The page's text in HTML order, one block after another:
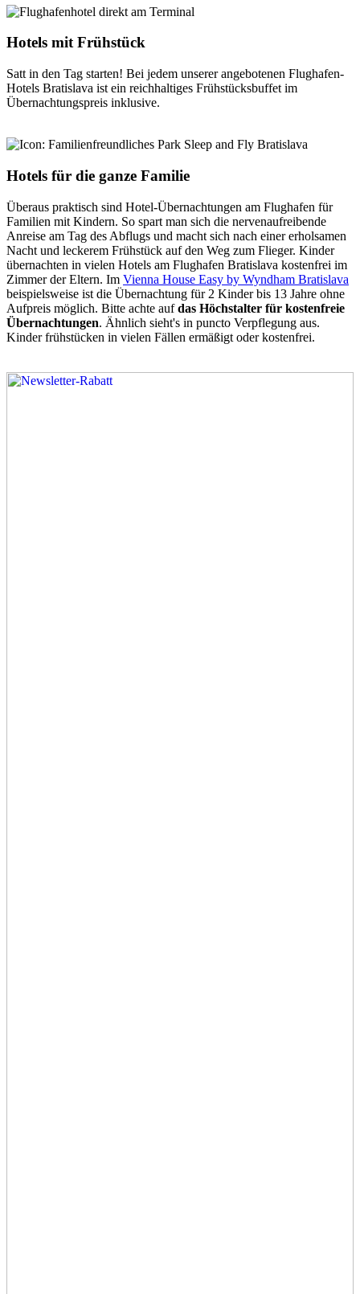
Hotels mit Frühstück
Satt in den Tag starten! Bei jedem unserer angebotenen Flughafen-
Hotels Bratislava ist ein reichhaltiges Frühstücksbuffet im
Übernachtungspreis inklusive.
Hotels für die ganze Familie
Überaus praktisch sind Hotel-Übernachtungen am Flughafen für
Familien mit Kindern. So spart man sich die nervenaufreibende
Anreise am Tag des Abflugs und macht sich nach einer erholsamen
Nacht und leckerem Frühstück auf den Weg zum Flieger. Kinder
übernachten in vielen Hotels am Flughafen Bratislava kostenfrei im
Zimmer der Eltern. Im Vienna House Easy by Wyndham Bratislava
beispielsweise ist die Übernachtung für 2 Kinder bis 13 Jahre ohne
Aufpreis möglich. Bitte achte aufdas Höchstalter für kostenfreie
Übernachtungen. Ähnlich sieht's in puncto Verpflegung aus.
Kinder frühstücken in vielen Fällen ermäßigt oder kostenfrei.